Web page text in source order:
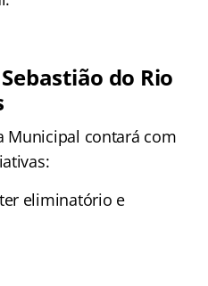
do Rio
Municipal contará com
eliminatório e